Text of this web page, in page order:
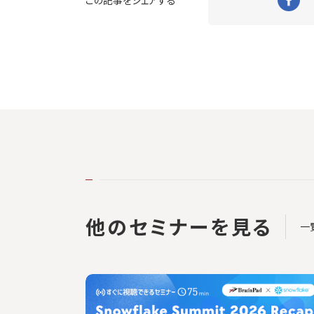
他のセミナーを見る 一